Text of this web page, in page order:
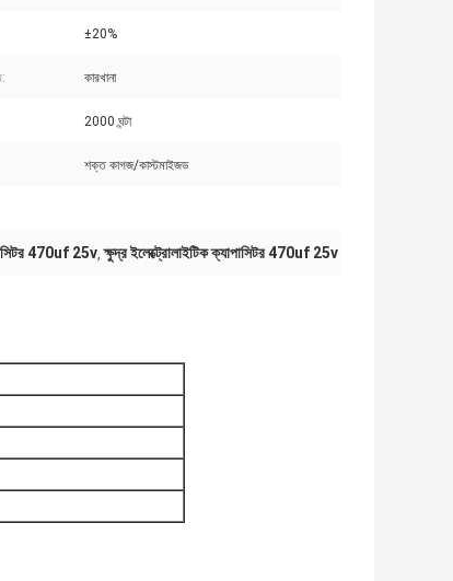
±20%
কারখানা
2000 ঘন্টা
শক্ত কাগজ/কাস্টমাইজড
470uf 25v,ক্ষুদ্র ইলেক্ট্রোলাইটিক ক্যাপাসিটর 470uf 25v